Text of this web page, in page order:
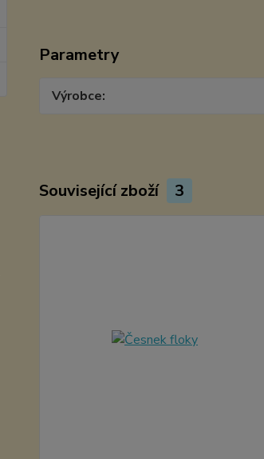
Parametry
Výrobce
Související zboží 3